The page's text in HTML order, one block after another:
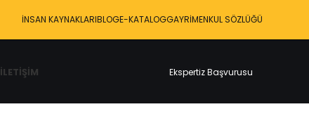
İNSAN KAYNAKLARIBLOGE-KATALOGGAYRIMENKUL SÖZLÜĞÜ
İLETIŞIM Ekspertiz Başvurusu